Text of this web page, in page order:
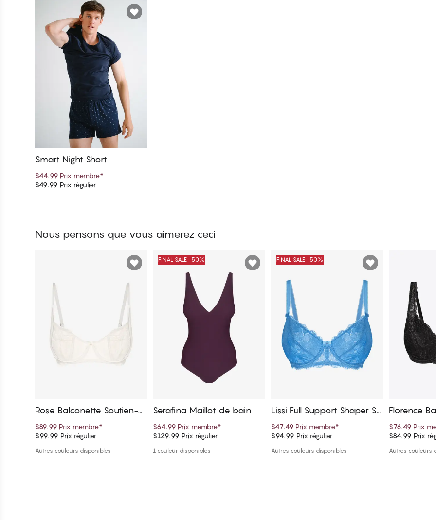
Ajouter au panier
Smart Night Short
$44.99 Prix membre*
$49.99 Prix régulier
Nous pensons que vous aimerez ceci
Ajouter au panier
Rose Balconette Soutien-g
orge
$89.99 Prix membre*
$99.99 Prix régulier
Autres couleurs disponibles
Ajouter au panier
FINAL SALE -50%
Serafina Maillot de bain
$64.99 Prix membre*
$129.99 Prix régulier
1 couleur disponibles
Ajouter au panier
FINAL SALE -50%
Lissi Full Support Shaper So
utien-gorge
$47.49 Prix membre*
$94.99 Prix régulier
Autres couleurs disponibles
Florence
n-gorge
$76.49 Prix
$84.99 Prix
Autres couleurs